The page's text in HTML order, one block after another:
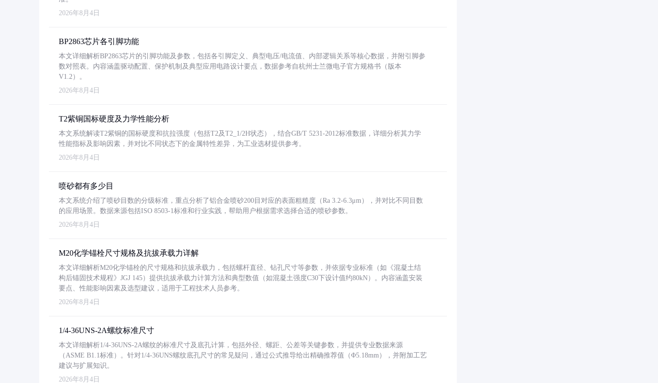
2026年8月4日
BP2863芯片各引脚功能
本文详细解析BP2863芯片的引脚功能及参数，包括各引脚定义、典型电压/电流值、内部逻辑关系等核心数据，并附引脚参
数对照表。内容涵盖驱动配置、保护机制及典型应用电路设计要点，数据参考自杭州士兰微电子官方规格书（版本
V1.2）。
2026年8月4日
T2紫铜国标硬度及力学性能分析
本文系统解读T2紫铜的国标硬度和抗拉强度（包括T2及T2_1/2H状态），结合GB/T 5231-2012标准数据，详细分析其力学
性能指标及影响因素，并对比不同状态下的金属特性差异，为工业选材提供参考。
2026年8月4日
喷砂都有多少目
本文系统介绍了喷砂目数的分级标准，重点分析了铝合金喷砂200目对应的表面粗糙度（Ra 3.2-6.3μm），并对比不同目数
的应用场景。数据来源包括ISO 8503-1标准和行业实践，帮助用户根据需求选择合适的喷砂参数。
2026年8月4日
M20化学锚栓尺寸规格及抗拔承载力详解
本文详细解析M20化学锚栓的尺寸规格和抗拔承载力，包括螺杆直径、钻孔尺寸等参数，并依据专业标准（如《混凝土结
构后锚固技术规程》JGJ 145）提供抗拔承载力计算方法和典型数值（如混凝土强度C30下设计值约80kN）。内容涵盖安装
要点、性能影响因素及选型建议，适用于工程技术人员参考。
2026年8月4日
1/4-36UNS-2A螺纹标准尺寸
本文详细解析1/4-36UNS-2A螺纹的标准尺寸及底孔计算，包括外径、螺距、公差等关键参数，并提供专业数据来源
（ASME B1.1标准）。针对1/4-36UNS螺纹底孔尺寸的常见疑问，通过公式推导给出精确推荐值（Φ5.18mm），并附加工艺
建议与扩展知识。
2026年8月4日